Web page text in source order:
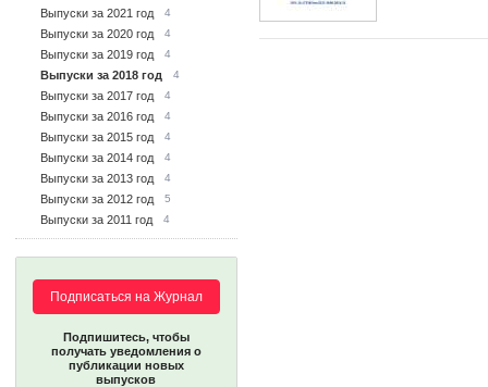
Выпуски за 2021 год 4
Выпуски за 2020 год 4
Выпуски за 2019 год 4
Выпуски за 2018 год 4
Выпуски за 2017 год 4
Выпуски за 2016 год 4
Выпуски за 2015 год 4
Выпуски за 2014 год 4
Выпуски за 2013 год 4
Выпуски за 2012 год 5
Выпуски за 2011 год 4
Подписаться на Журнал
Подпишитесь, чтобы
получать уведомления о
публикации новых
выпусков